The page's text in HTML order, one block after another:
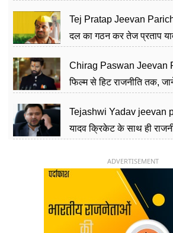
Tej Pratap Jeevan
दल का गठन कर तेज प्रताप
Chirag Paswan Jeevan
फिल्म से हिट राजनीति तक,
Tejashwi Yadav jeevan
यादव क्रिकेट के साथ ही
ADVERTISEMENT